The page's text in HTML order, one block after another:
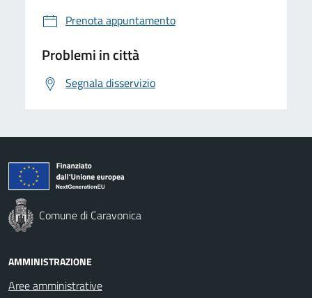
Prenota appuntamento
Problemi in città
Segnala disservizio
Comune di Caravonica
AMMINISTRAZIONE
Aree amministrative